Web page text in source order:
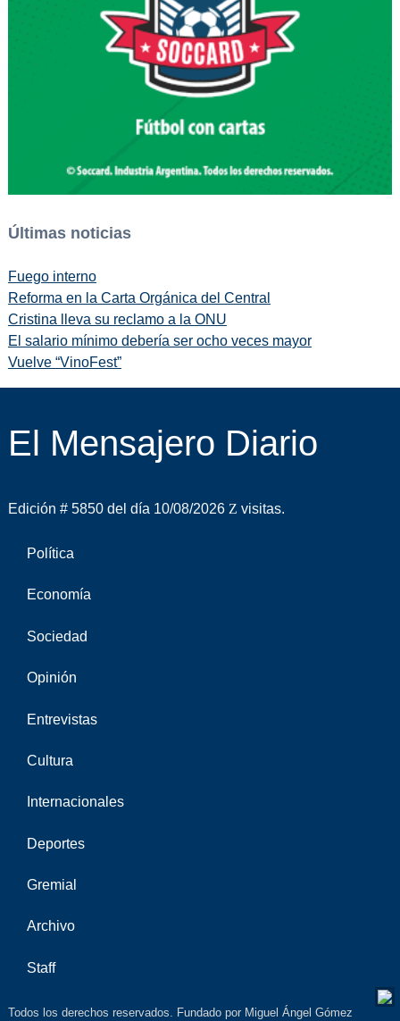
Últimas noticias
Fuego interno
Reforma en la Carta Orgánica del Central
Cristina lleva su reclamo a la ONU
El salario mínimo debería ser ocho veces mayor
Vuelve “VinoFest”
El Mensajero Diario
Edición # 5850 del día 10/08/2026 visitas.
Política
Economía
Sociedad
Opinión
Entrevistas
Cultura
Internacionales
Deportes
Gremial
Archivo
Staff
Todos los derechos reservados. Fundado por Miguel Ángel Gómez